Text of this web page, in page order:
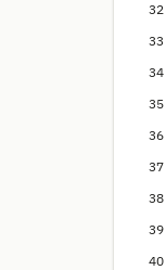
32
33
34
35
36
37
38
39
40